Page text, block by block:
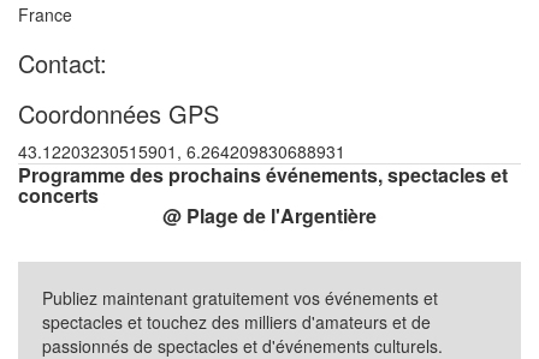
France
Contact:
Coordonnées GPS
43.12203230515901, 6.264209830688931
Programme des prochains événements, spectacles et
concerts
@ Plage de l'Argentière
Publiez maintenant gratuitement vos événements et
spectacles et touchez des milliers d'amateurs et de
passionnés de spectacles et d'événements culturels.